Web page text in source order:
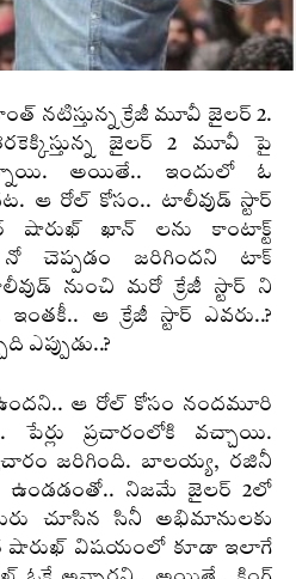
నటిస్తున్న క్రేజీ మూవీ జైలర్ 2.
జైలర్ 2 మూవీ పై
అయితే.. ఇందులో ఓ
ఆ రోల్ కోసం.. టాలీవుడ్ స్టార్
షారుఖ్ ఖాన్ లను కాంటాక్ట్
చెప్పడం జరిగిందని టాక్
నుంచి మరో క్రేజీ స్టార్ ని
ఇంతకీ.. ఆ క్రేజీ స్టార్ ఎవరు..?
ఎప్పుడు..?
ఆ రోల్ కోసం నందమూరి
పేర్లు ప్రచారంలోకి వచ్చాయి.
జరిగింది. బాలయ్య, రజినీ
ఉండడంతో.. నిజమే జైలర్ 2లో
చూసిన సినీ అభిమానులకు
షారుఖ్ విషయంలో కూడా ఇలాగే